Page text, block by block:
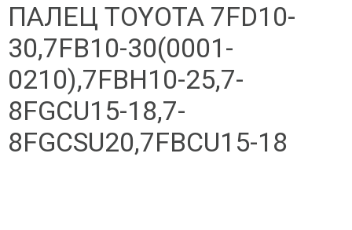
ПАЛЕЦ TOYOTA 7FD10-
30,7FB10-30(0001-
0210),7FBH10-25,7-
8FGCU15-18,7-
8FGCSU20,7FBCU15-18